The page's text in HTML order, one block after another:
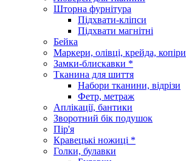
Шторна фурнітура
Підхвати-кліпси
Підхвати магнітні
Бейка
Маркери, олівці, крейда, копіри
Замки-блискавки *
Тканина для шиття
Набори тканини, відрізи
Фетр, метраж
Аплікації, бантики
Зворотний бік подушок
Пір'я
Кравецькі ножиці *
Голки, булавки